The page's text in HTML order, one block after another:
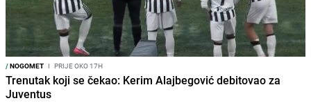
/NOGOMET I PRIJE OKO 17H
Trenutak koji se čekao: Kerim Alajbegović debitovao za
Juventus